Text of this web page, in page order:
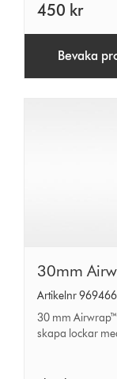
450 kr
Bevaka
30mm
Airwrap™
barrels
30mm
Artikelnr
30 mm
skapa lockar